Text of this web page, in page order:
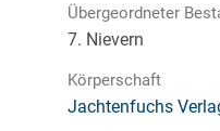
Übergeordneter
7. Nievern
Körperschaft
Jachtenfuchs